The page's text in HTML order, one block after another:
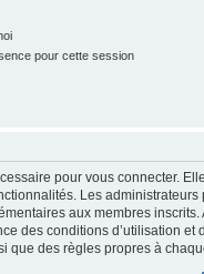
pour cette session
pour vous connecter.
Les administrateurs
aux membres inscrits.
des conditions d’utilisation et
que des règles propres à